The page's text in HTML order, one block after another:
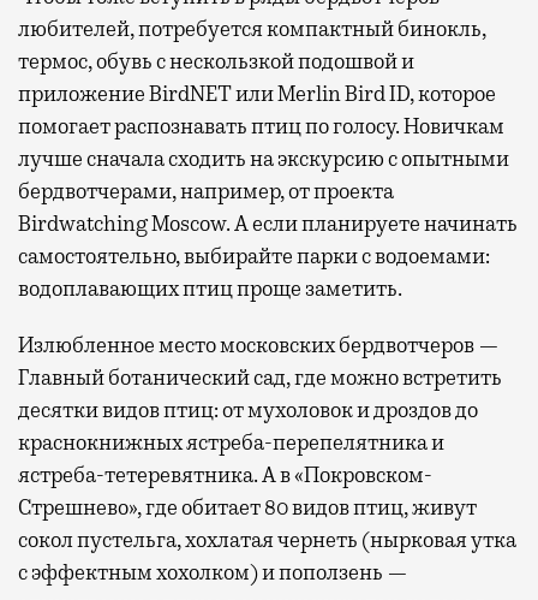
любителей, потребуется компактный бинокль,
термос, обувь с нескользкой подошвой и
приложение BirdNET или Merlin Bird ID, которое
помогает распознавать птиц по голосу. Новичкам
лучше сначала сходить на экскурсию с опытными
бердвотчерами, например, от проекта
Birdwatching Moscow. А если планируете начинать
самостоятельно, выбирайте парки с водоемами:
водоплавающих птиц проще заметить.
Излюбленное место московских бердвотчеров —
Главный ботанический сад, где можно встретить
десятки видов птиц: от мухоловок и дроздов до
краснокнижных ястреба-перепелятника и
ястреба-тетеревятника. А в «Покровском-
Стрешнево», где обитает 80 видов птиц, живут
сокол пустельга, хохлатая чернеть (нырковая утка
с эффектным хохолком) и поползень —